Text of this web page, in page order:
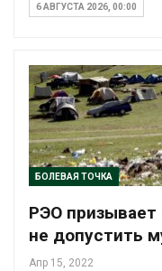
6 АВГУСТА 2026, 00:00
БОЛЕВАЯ ТОЧКА
РЭО призывает
не допустить
Апр 15, 2022